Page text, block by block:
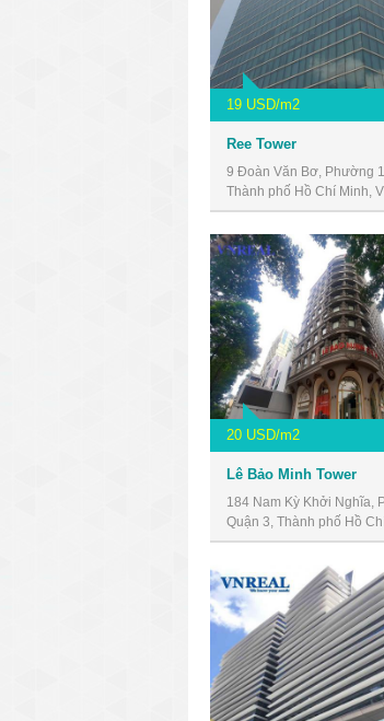
19 USD/m2
Ree Tower
9 Đoàn Văn Bơ, Phường
Thành phố Hồ Chí Minh,
20 USD/m2
Lê Bảo Minh Tower
184 Nam Kỳ Khởi Nghĩa,
Quận 3, Thành phố Hồ
Vietnam